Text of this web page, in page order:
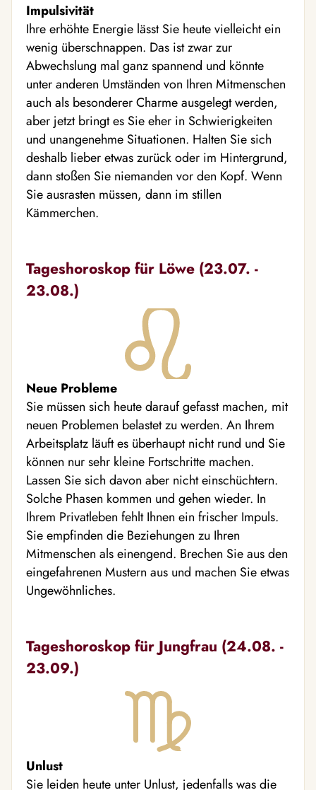
Impulsivität
Ihre erhöhte Energie lässt Sie heute vielleicht ein
wenig überschnappen. Das ist zwar zur
Abwechslung mal ganz spannend und könnte
unter anderen Umständen von Ihren Mitmenschen
auch als besonderer Charme ausgelegt werden,
aber jetzt bringt es Sie eher in Schwierigkeiten
und unangenehme Situationen. Halten Sie sich
deshalb lieber etwas zurück oder im Hintergrund,
dann stoßen Sie niemanden vor den Kopf. Wenn
Sie ausrasten müssen, dann im stillen
Kämmerchen.
Tageshoroskop für Löwe (23.07. -
23.08.)
Neue Probleme
Sie müssen sich heute darauf gefasst machen, mit
neuen Problemen belastet zu werden. An Ihrem
Arbeitsplatz läuft es überhaupt nicht rund und Sie
können nur sehr kleine Fortschritte machen.
Lassen Sie sich davon aber nicht einschüchtern.
Solche Phasen kommen und gehen wieder. In
Ihrem Privatleben fehlt Ihnen ein frischer Impuls.
Sie empfinden die Beziehungen zu Ihren
Mitmenschen als einengend. Brechen Sie aus den
eingefahrenen Mustern aus und machen Sie etwas
Ungewöhnliches.
Tageshoroskop für Jungfrau (24.08. -
23.09.)
Unlust
Sie leiden heute unter Unlust, jedenfalls was die